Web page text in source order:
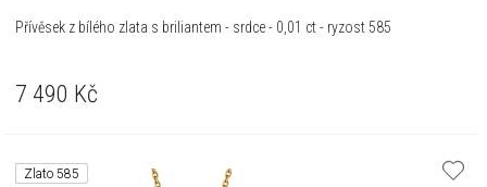
Přívěsek z bílého zlata s briliantem - srdce - 0,01 ct - ryzost 585
7 490 Kč
Zlato 585